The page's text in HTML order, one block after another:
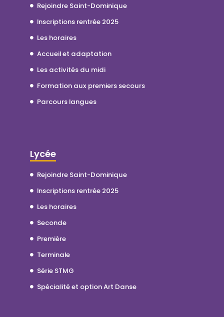
Rejoindre Saint-Dominique
Inscriptions rentrée 2025
Les horaires
Accueil et adaptation
Les activités du midi
Formation aux premiers secours
Parcours langues
Lycée
Rejoindre Saint-Dominique
Inscriptions rentrée 2025
Les horaires
Seconde
Première
Terminale
Série STMG
Spécialité et option Art Danse